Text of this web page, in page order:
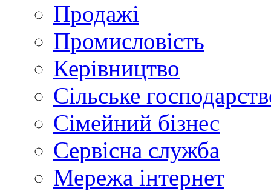
Продажі
Промисловість
Керівництво
Сільське
Сімейний бізнес
Сервісна служба
Мережа інтернет